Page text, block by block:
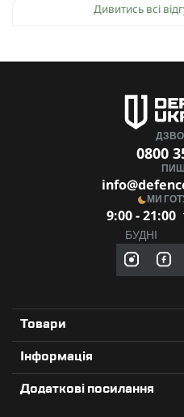
Дивитись всі
0800
МИ
9:00 - 21:00
БУДНІ
Товари
Інформація
Додаткові посилання